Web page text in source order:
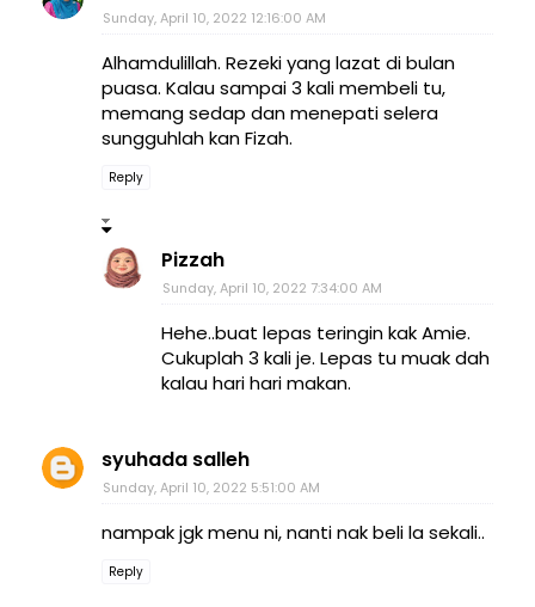
Sunday, April 10, 2022 12:16:00 AM
Alhamdulillah. Rezeki yang lazat di bulan
puasa. Kalau sampai 3 kali membeli tu,
memang sedap dan menepati selera
sungguhlah kan Fizah.
Reply
Pizzah
Sunday, April 10, 2022 7:34:00 AM
Hehe..buat lepas teringin kak Amie.
Cukuplah 3 kali je. Lepas tu muak dah
kalau hari hari makan.
syuhada salleh
Sunday, April 10, 2022 5:51:00 AM
nampak jgk menu ni, nanti nak beli la sekali..
Reply